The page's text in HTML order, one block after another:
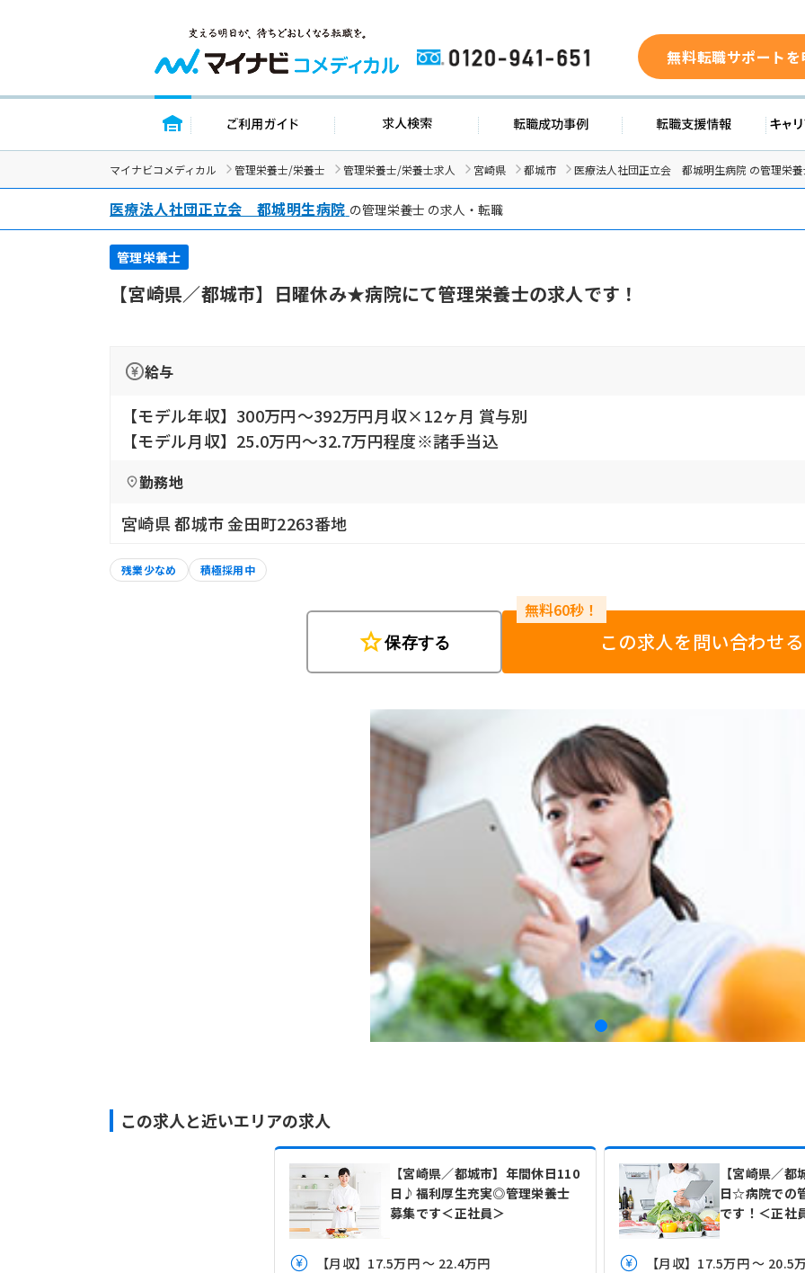
0120-941-651 無料転職サポート
トップページ ご利用ガイド 求人検索 転職成功事例 転職支援
マイナビコメディカル 管理栄養士/栄養士 管理栄養士/栄養士求人 宮崎県 都城市 医療法人社団正立会 都城明生病院 の管理栄
医療法人社団正立会 都城明生病院 の管理栄養士 の求人・転職
管理栄養士
【宮崎県／都城市】日曜休み★病院にて管理栄養士の求人です！
給与
【モデル年収】300万円〜392万円月収×12ヶ月 賞与別
【モデル月収】25.0万円〜32.7万円程度※諸手当込
勤務地
宮崎県 都城市 金田町2263番地
残業少なめ 積極採用中
star保存する この求人を問い合わせる
この求人と近いエリアの求人
【宮崎県／都城市】年間休日110
日♪福利厚生充実◎管理栄養士
募集です＜正社員＞
【月収】17.5万円 ～ 22.4万円
【宮崎県／
日☆病院での
です！＜正社
【月収】17.5万円 ～ 20.5